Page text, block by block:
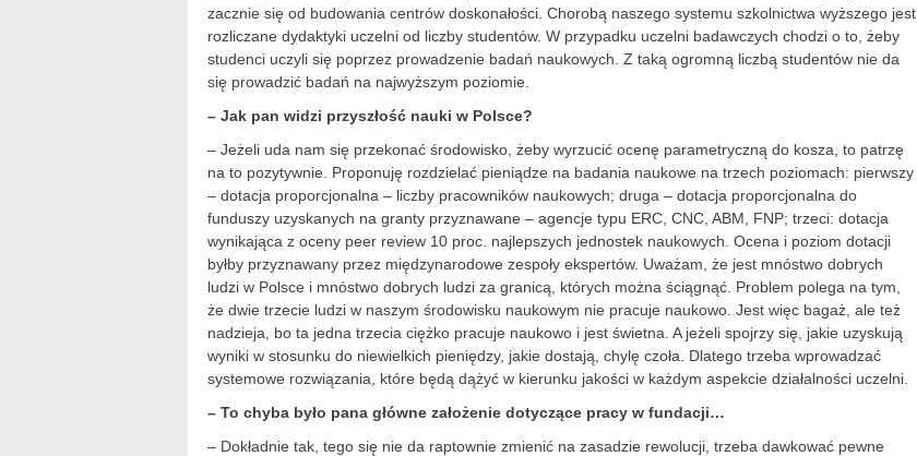
zacznie się od budowania centrów doskonałości. Chorobą naszego systemu szkolnictwa wyższego jest
rozliczane dydaktyki uczelni od liczby studentów. W przypadku uczelni badawczych chodzi o to, żeby
studenci uczyli się poprzez prowadzenie badań naukowych. Z taką ogromną liczbą studentów nie da
się prowadzić badań na najwyższym poziomie.
– Jak pan widzi przyszłość nauki w Polsce?
– Jeżeli uda nam się przekonać środowisko, żeby wyrzucić ocenę parametryczną do kosza, to patrzę
na to pozytywnie. Proponuję rozdzielać pieniądze na badania naukowe na trzech poziomach: pierwszy
– dotacja proporcjonalna – liczby pracowników naukowych; druga – dotacja proporcjonalna do
funduszy uzyskanych na granty przyznawane – agencje typu ERC, CNC, ABM, FNP; trzeci: dotacja
wynikająca z oceny peer review 10 proc. najlepszych jednostek naukowych. Ocena i poziom dotacji
byłby przyznawany przez międzynarodowe zespoły ekspertów. Uważam, że jest mnóstwo dobrych
ludzi w Polsce i mnóstwo dobrych ludzi za granicą, których można ściągnąć. Problem polega na tym,
że dwie trzecie ludzi w naszym środowisku naukowym nie pracuje naukowo. Jest więc bagaż, ale też
nadzieja, bo ta jedna trzecia ciężko pracuje naukowo i jest świetna. A jeżeli spojrzy się, jakie uzyskują
wyniki w stosunku do niewielkich pieniędzy, jakie dostają, chylę czoła. Dlatego trzeba wprowadzać
systemowe rozwiązania, które będą dążyć w kierunku jakości w każdym aspekcie działalności uczelni.
– To chyba było pana główne założenie dotyczące pracy w fundacji…
– Dokładnie tak, tego się nie da raptownie zmienić na zasadzie rewolucji, trzeba dawkować pewne